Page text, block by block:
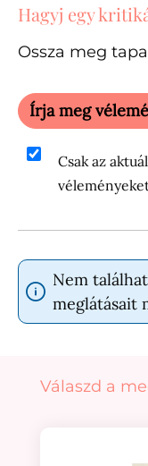
Hagyj egy
Ossza meg
Írja meg
Csak az
Nem
meglátásait
Válaszd a